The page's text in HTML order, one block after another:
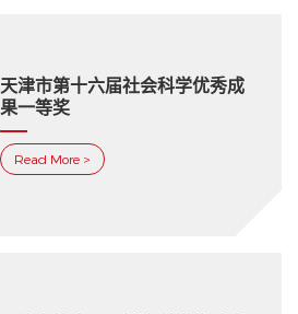
天津市第十六届社会科学优秀成
果一等奖
Read More >